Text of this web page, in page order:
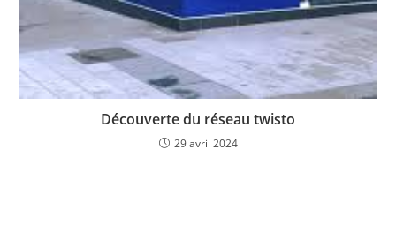
Découverte du réseau twisto
29 avril 2024